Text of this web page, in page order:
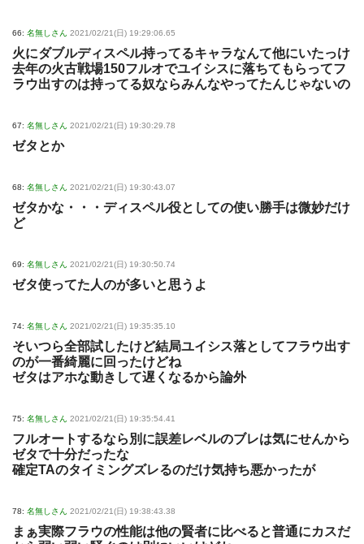
66: 名無しさん 2021/02/21(日) 19:29:06.65
火にダブルディスペル持ってるキャラなんて他にいたっけ
去年の火古戦場150フルオでユイシスに落ちてもらってフ
ラウ出すのは持ってる奴ならみんなやってたんじゃないの
67: 名無しさん 2021/02/21(日) 19:30:29.78
ゼタとか
68: 名無しさん 2021/02/21(日) 19:30:43.07
ゼタかな・・・ディスペル役としての使い勝手は微妙だけ
ど
69: 名無しさん 2021/02/21(日) 19:30:50.74
ゼタ使ってた人のが多いと思うよ
74: 名無しさん 2021/02/21(日) 19:35:35.10
そいつら全部試したけど結局ユイシス落としてフラウ出す
のが一番綺麗に回ったけどね
ゼタはアホな動きして遅くなるから論外
75: 名無しさん 2021/02/21(日) 19:35:54.41
フルオートするなら別に誤差レベルのブレは気にせんから
ゼタで十分だったな
確定TAのタイミングズレるのだけ気持ち悪かったが
78: 名無しさん 2021/02/21(日) 19:38:43.38
まぁ実際フラウの性能は他の賢者に比べると普通にカスだ